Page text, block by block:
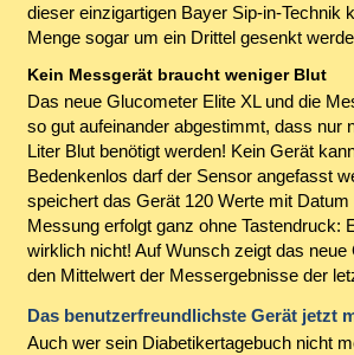
dieser einzigartigen Bayer Sip-in-Technik
Menge sogar um ein Drittel gesenkt
Kein Messgerät braucht weniger Blut
Das neue Glucometer Elite XL und die
so gut aufeinander abgestimmt, dass nur
Liter Blut benötigt werden! Kein Gerät
Bedenkenlos darf der Sensor angefasst
speichert das Gerät 120 Werte mit
Messung erfolgt ganz ohne Tastendruck:
wirklich nicht! Auf Wunsch zeigt das neue
den Mittelwert der Messergebnisse der
Das benutzerfreundlichste Gerät jetzt
Auch wer sein Diabetikertagebuch nicht